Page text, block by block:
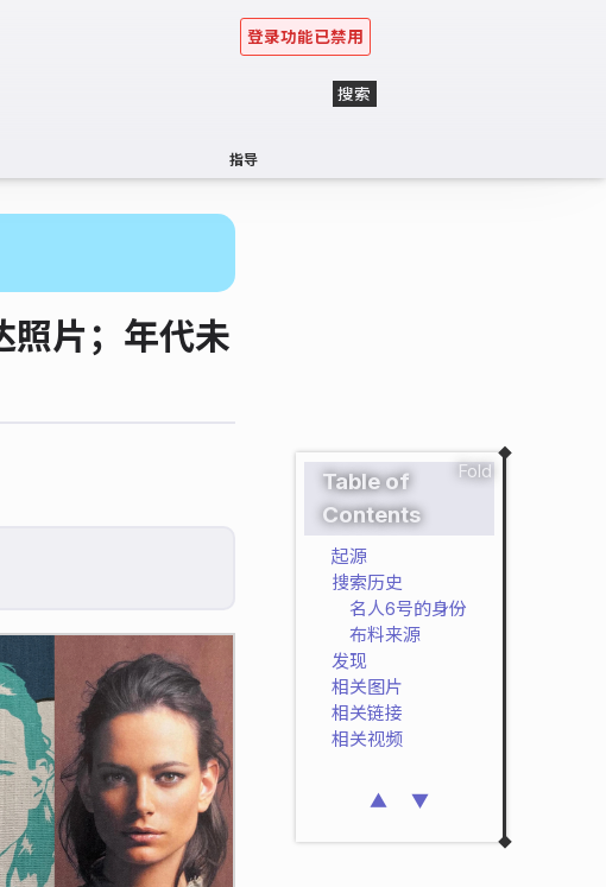
指导
登录功能已禁用
照片；年代未
Fold
Table of
Contents
起源
搜索历史
名人6号的身份
布料来源
发现
相关图片
相关链接
相关视频
▲ ▼